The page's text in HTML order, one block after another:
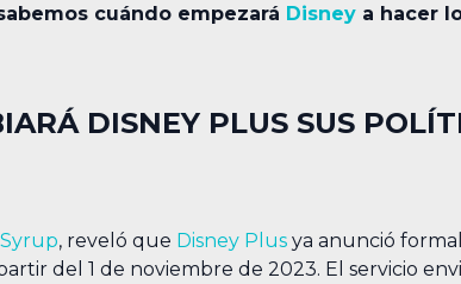
cuándo empezará Disney a hacer
DISNEY PLUS SUS
, reveló que Disney Plus ya anunció
del 1 de noviembre de 2023. El servicio